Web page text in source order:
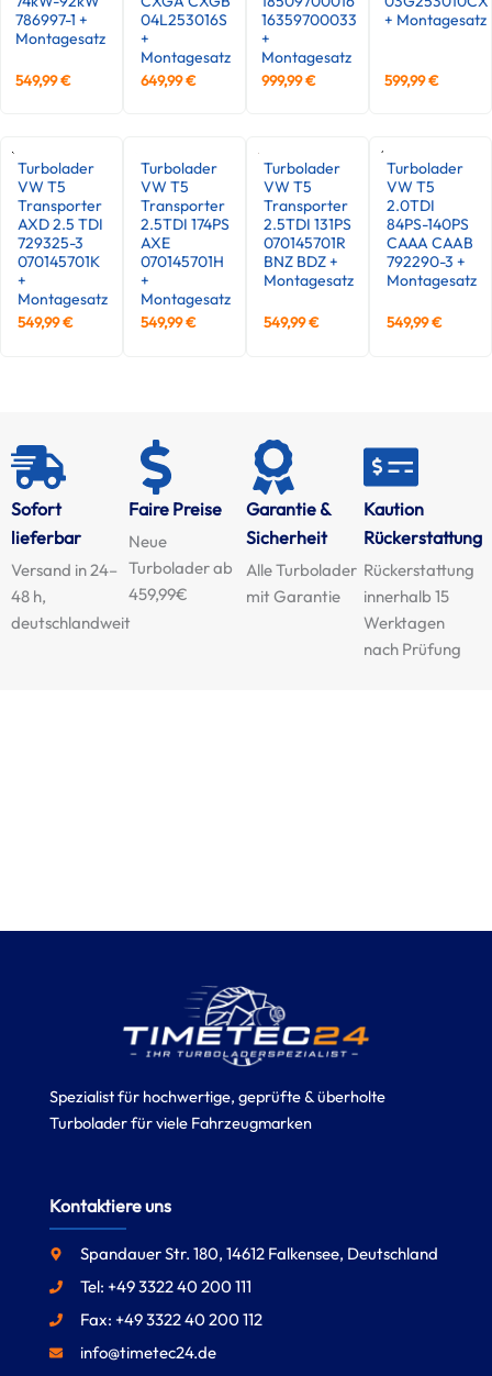
786997-1 +
Montagesatz
549,99€
04L253016S
+
Montagesatz
649,99€
16359700033
+
Montagesatz
999,99€
+ Montagesatz
599,99€
Turbolader
VW T5
Transporter
AXD 2.5 TDI
729325-3
070145701K
+
Montagesatz
549,99€
Turbolader
VW T5
Transporter
2.5TDI 174PS
AXE
070145701H
+
Montagesatz
549,99€
Turbolader
VW T5
Transporter
2.5TDI 131PS
070145701R
BNZ BDZ +
Montagesatz
549,99€
Turbolader
VW T5
2.0TDI
84PS-140PS
CAAA CAAB
792290-3 +
Montagesatz
549,99€
Sofort
lieferbar
Versand in 24–
48 h,
deutschlandweit
Faire Preise
Neue
Turbolader ab
459,99€
Garantie &
Sicherheit
Alle Turbolader
mit Garantie
Kaution
Rückerstattung
Rückerstattung
innerhalb 15
Werktagen
nach Prüfung
Spezialist für hochwertige, geprüfte & überholte
Turbolader für viele Fahrzeugmarken
Kontaktiere uns
Spandauer Str. 180, 14612 Falkensee, Deutschland
Tel: +49 3322 40 200 111
Fax: +49 3322 40 200 112
info@timetec24.de